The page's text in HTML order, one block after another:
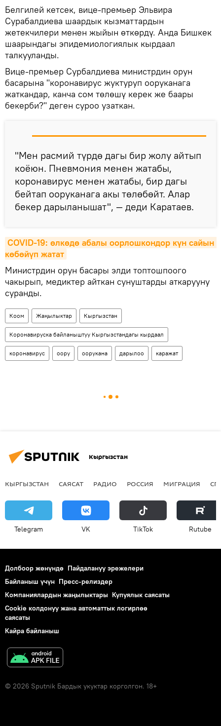
Белгилей кетсек, вице-премьер Эльвира
Сурабалдиева шаардык кызматтардын
жетекчилери менен жыйын өткөрдү. Анда Бишкек
шаарындагы эпидемиологиялык кырдаал
талкууланды.
Вице-премьер Сурбалдиева министрдин орун
басарына "коронавирус жуктуруп ооруканага
жаткандар, канча сом төлөшү керек же баары
бекерби?" деген суроо узаткан.
"Мен расмий түрдө дагы бир жолу айтып
коёюн. Пневмония менен жатабы,
коронавирус менен жатабы, бир дагы
бейтап ооруканага акы төлөбөйт. Алар
бекер дарыланышат", — деди Каратаев.
COVID-19: өлкөдө абалы оорлошкондор күн сайын
көбөйүп жатат
Министрдин орун басары элди топтошпоого
чакырып, медиктер айткан сунуштарды аткарууну
суранды.
Коом Жаңылыктар Кыргызстан
Коронавируска байланыштуу Кыргызстандагы кырдаал
коронавирус оору оорукана дарылоо каражат
Кыргызстан
КЫРГЫЗСТАН САЯСАТ РАДИО РОССИЯ МИГРАЦИЯ
Telegram VK ТikТоk Rutube
Долбоор жөнүндө Пайдалануу эрежелери
Байланыш үчүн Пресс-релиздер
Компаниялардын жаңылыктары Купуялык саясаты
Cookie колдонуу жана автоматтык логирлөө
саясаты
Кайра байланыш
© 2026 Sputnik Бардык укуктар корголгон. 18+